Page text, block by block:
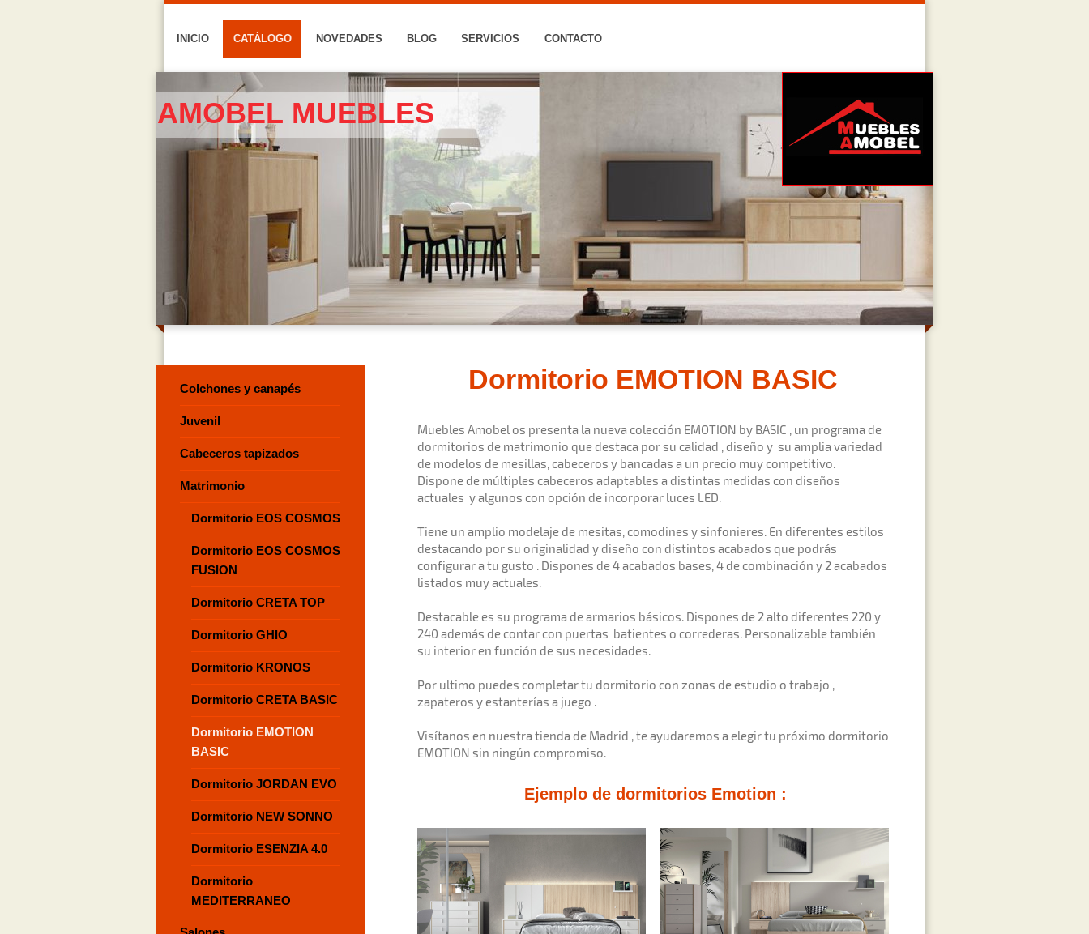
INICIO CATÁLOGO NOVEDADES BLOG SERVICIOS CONTACTO
AMOBEL MUEBLES
Dormitorio EMOTION BASIC
Muebles Amobel os presenta la nueva colección EMOTION by BASIC , un programa de
dormitorios de matrimonio que destaca por su calidad , diseño y su amplia variedad
de modelos de mesillas, cabeceros y bancadas a un precio muy competitivo.
Dispone de múltiples cabeceros adaptables a distintas medidas con diseños
actuales y algunos con opción de incorporar luces LED.
Tiene un amplio modelaje de mesitas, comodines y sinfonieres. En diferentes estilos
destacando por su originalidad y diseño con distintos acabados que podrás
configurar a tu gusto . Dispones de 4 acabados bases, 4 de combinación y 2 acabados
listados muy actuales.
Destacable es su programa de armarios básicos. Dispones de 2 alto diferentes 220 y
240 además de contar con puertas batientes o correderas. Personalizable también
su interior en función de sus necesidades.
Por ultimo puedes completar tu dormitorio con zonas de estudio o trabajo ,
zapateros y estanterías a juego .
Visítanos en nuestra tienda de Madrid , te ayudaremos a elegir tu próximo dormitorio
EMOTION sin ningún compromiso.
Ejemplo de dormitorios Emotion :
Colchones y canapés
Juvenil
Cabeceros tapizados
Matrimonio
Dormitorio EOS COSMOS
Dormitorio EOS COSMOS
FUSION
Dormitorio CRETA TOP
Dormitorio GHIO
Dormitorio KRONOS
Dormitorio CRETA BASIC
Dormitorio EMOTION
BASIC
Dormitorio JORDAN EVO
Dormitorio NEW SONNO
Dormitorio ESENZIA 4.0
Dormitorio
MEDITERRANEO